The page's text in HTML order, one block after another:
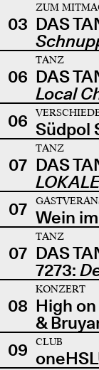
03
ZUM
DAS
06
TANZ
DAS
Local
06 Südpol
07
TANZ
DAS
07 Wein
07
TANZ
DAS
7273:
08
KONZERT
High
&
09
CLUB